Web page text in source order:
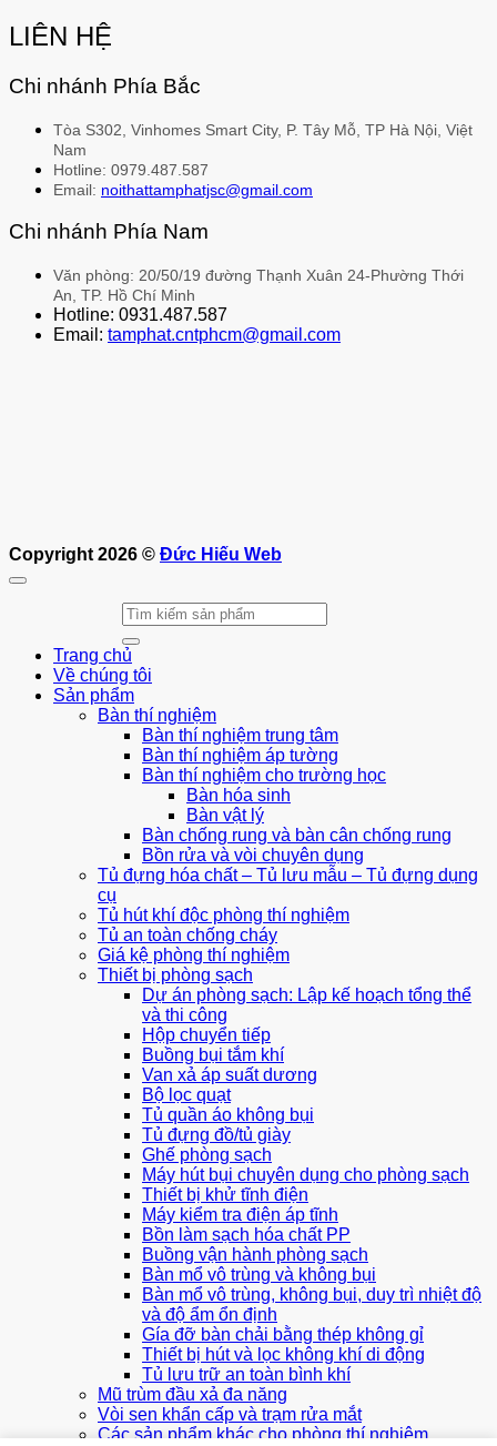
LIÊN HỆ
Chi nhánh Phía Bắc
Tòa S302, Vinhomes Smart City, P. Tây Mỗ, TP Hà Nội, Việt
Nam
Hotline: 0979.487.587
Email: noithattamphatjsc@gmail.com
Chi nhánh Phía Nam
Văn phòng: 20/50/19 đường Thạnh Xuân 24-Phường Thới
An, TP. Hồ Chí Minh
Hotline: 0931.487.587
Email: tamphat.cntphcm@gmail.com
Copyright 2026 © Đức Hiếu Web
Tìm
kiếm:
Trang chủ
Về chúng tôi
Sản phẩm
Bàn thí nghiệm
Bàn thí nghiệm trung tâm
Bàn thí nghiệm áp tường
Bàn thí nghiệm cho trường học
Bàn hóa sinh
Bàn vật lý
Bàn chống rung và bàn cân chống rung
Bồn rửa và vòi chuyên dụng
Tủ đựng hóa chất – Tủ lưu mẫu – Tủ đựng dụng
cụ
Tủ hút khí độc phòng thí nghiệm
Tủ an toàn chống cháy
Giá kệ phòng thí nghiệm
Thiết bị phòng sạch
Dự án phòng sạch: Lập kế hoạch tổng thể
và thi công
Hộp chuyển tiếp
Buồng bụi tắm khí
Van xả áp suất dương
Bộ lọc quạt
Tủ quần áo không bụi
Tủ đựng đồ/tủ giày
Ghế phòng sạch
Máy hút bụi chuyên dụng cho phòng sạch
Thiết bị khử tĩnh điện
Máy kiểm tra điện áp tĩnh
Bồn làm sạch hóa chất PP
Buồng vận hành phòng sạch
Bàn mổ vô trùng và không bụi
Bàn mổ vô trùng, không bụi, duy trì nhiệt độ
và độ ẩm ổn định
Gía đỡ bàn chải bằng thép không gỉ
Thiết bị hút và lọc không khí di động
Tủ lưu trữ an toàn bình khí
Mũ trùm đầu xả đa năng
Vòi sen khẩn cấp và trạm rửa mắt
Các sản phẩm khác cho phòng thí nghiệm